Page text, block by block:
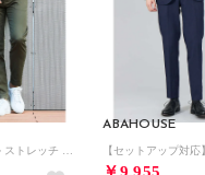
ABAHOUSE
￥9,955